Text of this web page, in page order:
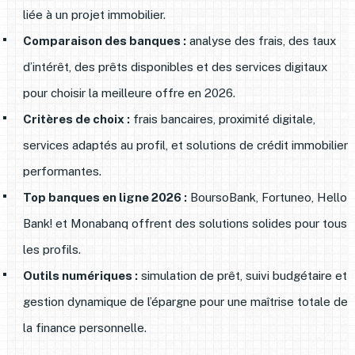
liée à un projet immobilier.
Comparaison des banques :analyse des frais, des taux
d’intérêt, des prêts disponibles et des services digitaux
pour choisir la meilleure offre en 2026.
Critères de choix :frais bancaires, proximité digitale,
services adaptés au profil, et solutions de crédit immobilier
performantes.
Top banques en ligne 2026 :BoursoBank, Fortuneo, Hello
Bank! et Monabanq offrent des solutions solides pour tous
les profils.
Outils numériques :simulation de prêt, suivi budgétaire et
gestion dynamique de l’épargne pour une maîtrise totale de
la finance personnelle.